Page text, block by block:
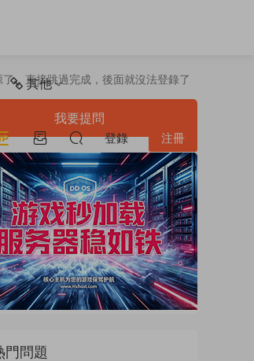
其他
登錄 注冊
，直接跳過完成，後面就沒法登錄了
我要提問
門問題